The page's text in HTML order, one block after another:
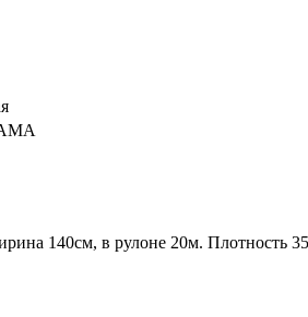
140см, в рулоне 20м. Плотность